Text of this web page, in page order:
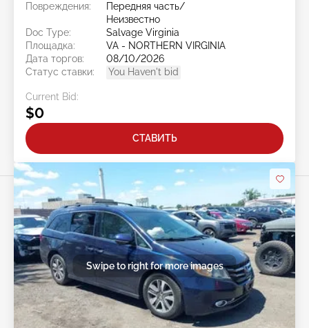
Повреждения:
Передняя часть/
Неизвестно
Doc Type:
Salvage Virginia
Площадка:
VA - NORTHERN VIRGINIA
Дата торгов:
08/10/2026
Статус ставки:
You Haven't bid
Current Bid:
$0
СТАВИТЬ
Swipe to right for more images